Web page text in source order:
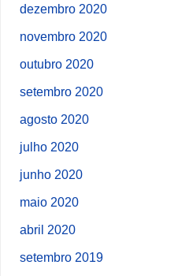
dezembro 2020
novembro 2020
outubro 2020
setembro 2020
agosto 2020
julho 2020
junho 2020
maio 2020
abril 2020
setembro 2019